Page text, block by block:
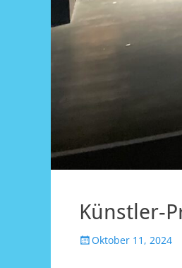
Künstler-
Veröffentlicht
Oktober 11, 2024